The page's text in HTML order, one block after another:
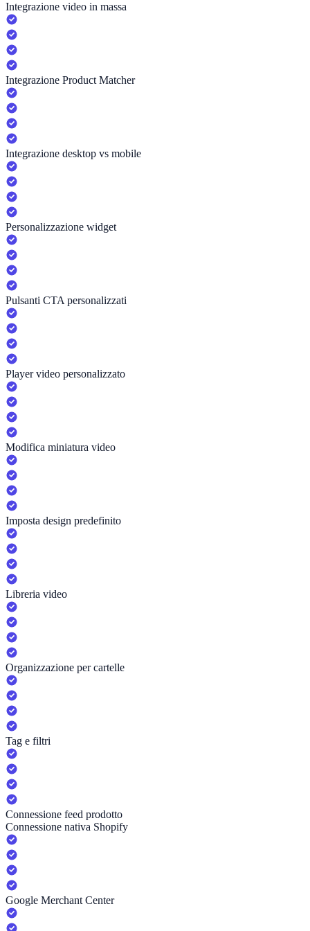
Integrazione video in massa
Integrazione Product Matcher
Integrazione desktop vs mobile
Personalizzazione widget
Pulsanti CTA personalizzati
Player video personalizzato
Modifica miniatura video
Imposta design predefinito
Libreria video
Organizzazione per cartelle
Tag e filtri
Connessione feed prodotto
Connessione nativa Shopify
Google Merchant Center